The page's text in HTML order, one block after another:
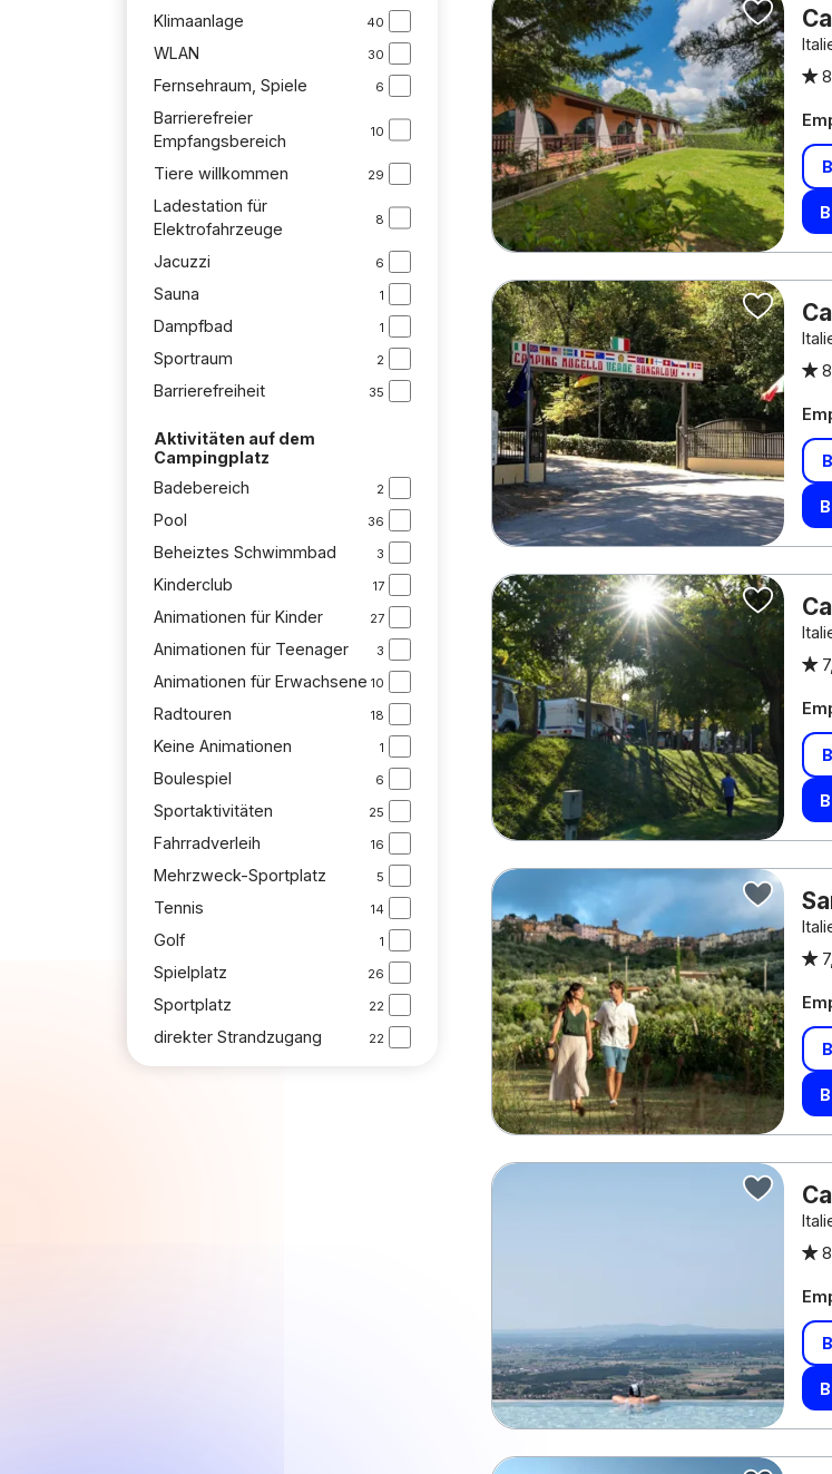
Klimaanlage 40
WLAN 30
Fernsehraum, Spiele 6
Barrierefreier
Empfangsbereich
10
Tiere willkommen 29
Ladestation für
Elektrofahrzeuge
8
Jacuzzi 6
Sauna 1
Dampfbad 1
Sportraum 2
Barrierefreiheit 35
Aktivitäten auf dem
Campingplatz
Badebereich
2
Pool 36
Beheiztes Schwimmbad 3
Kinderclub 17
Animationen für Kinder 27
Animationen für Teenager 3
Animationen für Erwachsene 10
Radtouren 18
Keine Animationen 1
Boulespiel 6
Sportaktivitäten 25
Fahrradverleih 16
Mehrzweck-Sportplatz 5
Tennis 14
Golf 1
Spielplatz 26
Sportplatz 22
direkter Strandzugang 22